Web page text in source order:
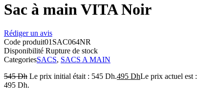
Sac à main VITA Noir
Rédiger un avis
Code produit01SAC064NR
Disponibilité Rupture de stock
CategoriesSACS, SACS A MAIN
545Dh Le prix initial était : 545 Dh.495 DhLe prix actuel est :
495 Dh.